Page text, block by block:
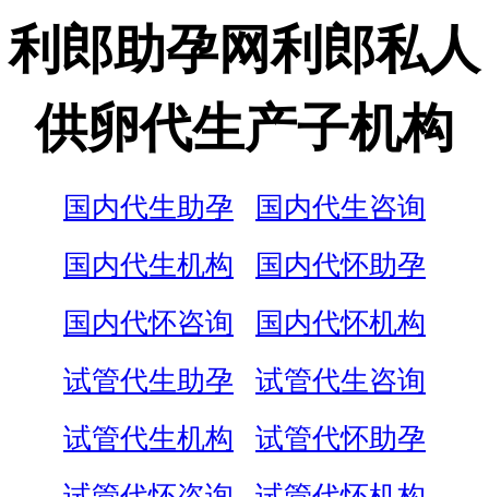
利郎助孕网利郎私人
供卵代生产子机构
国内代生助孕
国内代生咨询
国内代生机构
国内代怀助孕
国内代怀咨询
国内代怀机构
试管代生助孕
试管代生咨询
试管代生机构
试管代怀助孕